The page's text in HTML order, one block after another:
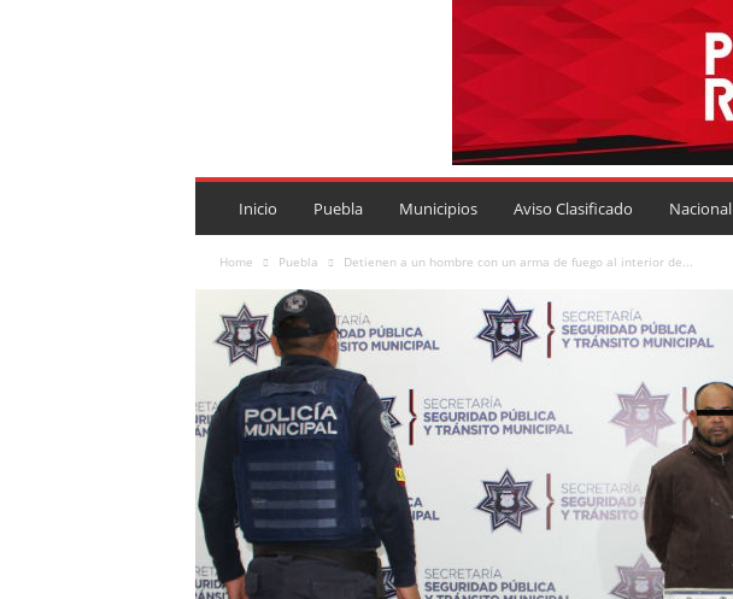
P
A
.
M
X
Inicio Puebla Municipios Aviso Clasificado Nacional
Home Puebla Detienen a un hombre con un arma de fuego al interior de...